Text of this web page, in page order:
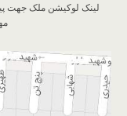
لینک لوکیشن ملک جهت